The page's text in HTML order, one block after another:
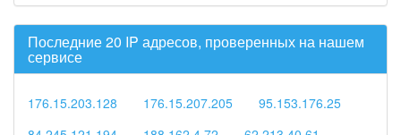
Последние 20 IP адресов, проверенных на нашем
сервисе
176.15.203.128 176.15.207.205
95.153.176.25